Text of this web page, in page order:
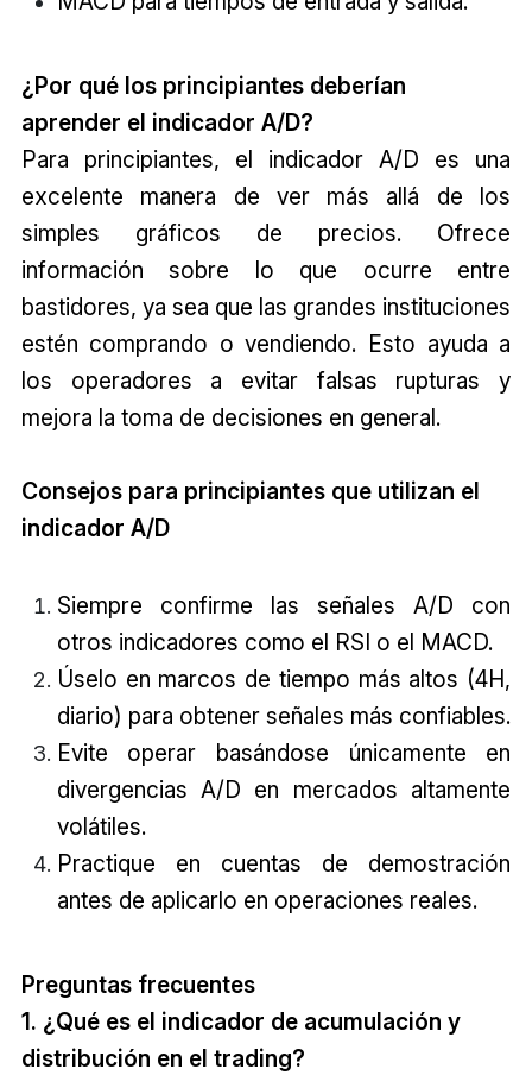
¿Por qué los principiantes deberían
aprender el indicador A/D?
Para principiantes, el indicador A/D es una
excelente manera de ver más allá de los
simples gráficos de precios. Ofrece
información sobre lo que ocurre entre
bastidores, ya sea que las grandes instituciones
estén comprando o vendiendo. Esto ayuda a
los operadores a evitar falsas rupturas y
mejora la toma de decisiones en general.
Consejos para principiantes que utilizan el
indicador A/D
Siempre confirme las señales A/D con
otros indicadores como el RSI o el MACD.
Úselo en marcos de tiempo más altos (4H,
diario) para obtener señales más confiables.
Evite operar basándose únicamente en
divergencias A/D en mercados altamente
volátiles.
Practique en cuentas de demostración
antes de aplicarlo en operaciones reales.
Preguntas frecuentes
1. ¿Qué es el indicador de acumulación y
distribución en el trading?